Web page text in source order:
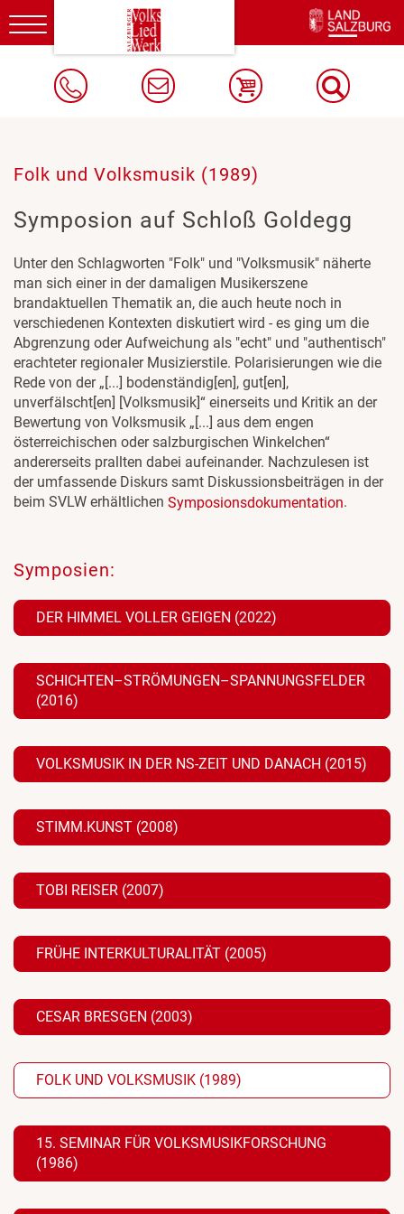
Toggle
navigation
Folk und Volksmusik (1989)
Symposion auf Schloß Goldegg
Unter den Schlagworten "Folk" und "Volksmusik" näherte
man sich einer in der damaligen Musikerszene
brandaktuellen Thematik an, die auch heute noch in
verschiedenen Kontexten diskutiert wird - es ging um die
Abgrenzung oder Aufweichung als "echt" und "authentisch"
erachteter regionaler Musizierstile. Polarisierungen wie die
Rede von der „[...] bodenständig[en], gut[en],
unverfälscht[en] [Volksmusik]“ einerseits und Kritik an der
Bewertung von Volksmusik „[...] aus dem engen
österreichischen oder salzburgischen Winkelchen“
andererseits prallten dabei aufeinander. Nachzulesen ist
der umfassende Diskurs samt Diskussionsbeiträgen in der
beim SVLW erhältlichen Symposionsdokumentation.
Symposien:
DER HIMMEL VOLLER GEIGEN (2022)
SCHICHTEN–STRÖMUNGEN–SPANNUNGSFELDER
(2016)
VOLKSMUSIK IN DER NS-ZEIT UND DANACH (2015)
STIMM.KUNST (2008)
TOBI REISER (2007)
FRÜHE INTERKULTURALITÄT (2005)
CESAR BRESGEN (2003)
FOLK UND VOLKSMUSIK (1989)
15. SEMINAR FÜR VOLKSMUSIKFORSCHUNG
(1986)